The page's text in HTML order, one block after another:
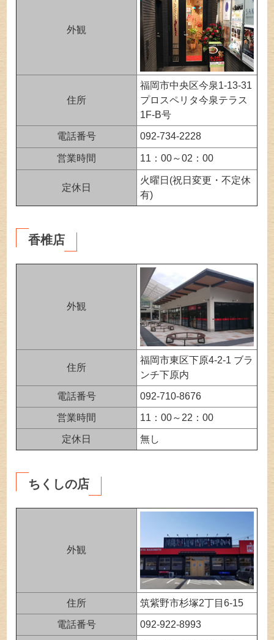
外観
住所
福岡市中央区今泉1-13-31
プロスペリタ今泉テラス
1F-B号
電話番号 092-734-2228
営業時間 11：00～02：00
定休日
火曜日(祝日変更・不定休
有)
香椎店
外観
住所
福岡市東区下原4-2-1 ブラ
ンチ下原内
電話番号 092-710-8676
営業時間 11：00～22：00
定休日 無し
ちくしの店
外観
住所 筑紫野市杉塚2丁目6-15
電話番号 092-922-8993